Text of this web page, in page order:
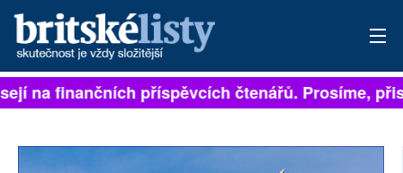
PŘIHLÁSIT
na finančních příspěvcích čtenářů. Prosíme,